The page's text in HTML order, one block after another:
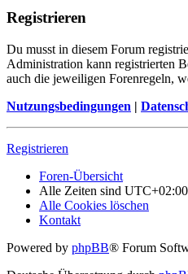
Registrieren
Du musst in diesem Forum
Administration kann registrierten
auch die jeweiligen Forenregeln,
Nutzungsbedingungen |
Registrieren
Foren-Übersicht
Alle Zeiten sind UTC+02:00
Alle Cookies löschen
Kontakt
Powered by phpBB® Forum